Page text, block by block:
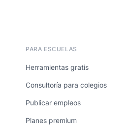
PARA ESCUELAS
Herramientas gratis
Consultoría para colegios
Publicar empleos
Planes premium